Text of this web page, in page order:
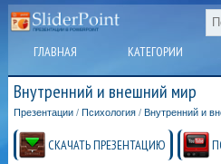
ГЛАВНАЯ КАТЕГОРИИ
Внутренний и внешний мир
Презентации / Психология / Внутренний и
СКАЧАТЬ ПРЕЗЕНТАЦИЮ